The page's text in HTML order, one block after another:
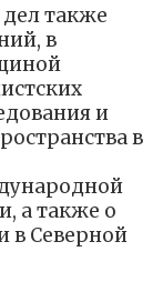
также
в
и
в
а также о
в Северной